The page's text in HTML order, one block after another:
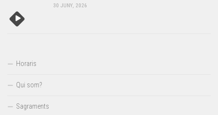
30 JUNY, 2026
Horaris
Qui som?
Sagraments